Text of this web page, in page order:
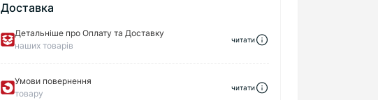
Доставка
Детальніше про Оплату та Доставку
наших товарів
читати
Умови повернення
товару
читати